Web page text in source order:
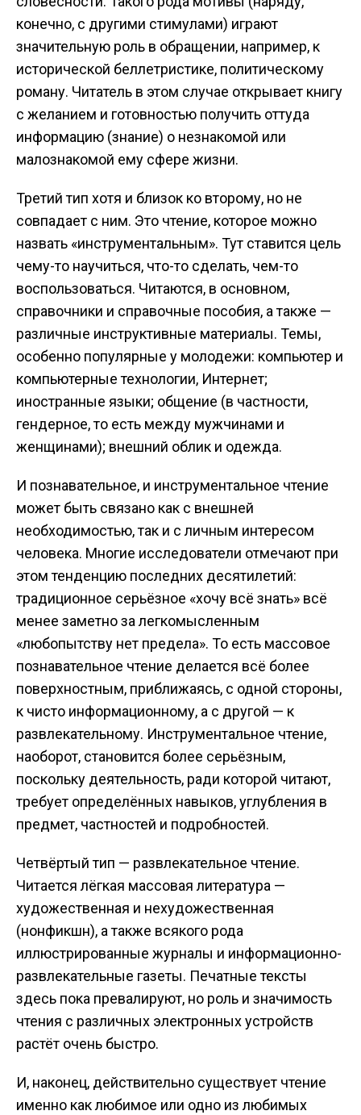
конечно, с другими стимулами) играют
значительную роль в обращении, например, к
исторической беллетристике, политическому
роману. Читатель в этом случае открывает книгу
с желанием и готовностью получить оттуда
информацию (знание) о незнакомой или
малознакомой ему сфере жизни.
Третий тип хотя и близок ко второму, но не
совпадает с ним. Это чтение, которое можно
назвать «инструментальным». Тут ставится цель
чему-то научиться, что-то сделать, чем-то
воспользоваться. Читаются, в основном,
справочники и справочные пособия, а также —
различные инструктивные материалы. Темы,
особенно популярные у молодежи: компьютер и
компьютерные технологии, Интернет;
иностранные языки; общение (в частности,
гендерное, то есть между мужчинами и
женщинами); внешний облик и одежда.
И познавательное, и инструментальное чтение
может быть связано как с внешней
необходимостью, так и с личным интересом
человека. Многие исследователи отмечают при
этом тенденцию последних десятилетий:
традиционное серьёзное «хочу всё знать» всё
менее заметно за легкомысленным
«любопытству нет предела». То есть массовое
познавательное чтение делается всё более
поверхностным, приближаясь, с одной стороны,
к чисто информационному, а с другой — к
развлекательному. Инструментальное чтение,
наоборот, становится более серьёзным,
поскольку деятельность, ради которой читают,
требует определённых навыков, углубления в
предмет, частностей и подробностей.
Четвёртый тип — развлекательное чтение.
Читается лёгкая массовая литература —
художественная и нехудожественная
(нонфикшн), а также всякого рода
иллюстрированные журналы и информационно-
развлекательные газеты. Печатные тексты
здесь пока превалируют, но роль и значимость
чтения с различных электронных устройств
растёт очень быстро.
И, наконец, действительно существует чтение
именно как любимое или одно из любимых